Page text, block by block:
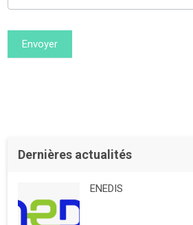
Envoyer
Dernières actualités
ENEDIS